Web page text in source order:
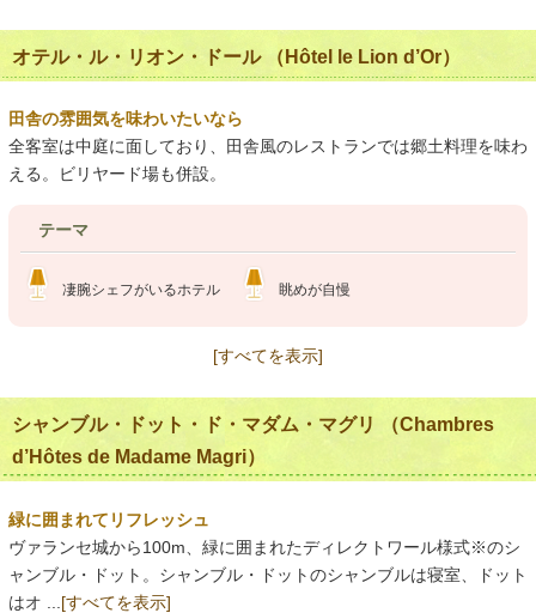
オテル・ル・リオン・ドール （Hôtel le Lion d’Or）
田舎の雰囲気を味わいたいなら
全客室は中庭に面しており、田舎風のレストランでは郷土料理を味わ
える。ビリヤード場も併設。
テーマ
凄腕シェフがいるホテル 眺めが自慢
[すべてを表示]
シャンブル・ドット・ド・マダム・マグリ （Chambres
d’Hôtes de Madame Magri）
緑に囲まれてリフレッシュ
ヴァランセ城から100m、緑に囲まれたディレクトワール様式※のシ
ャンブル・ドット。シャンブル・ドットのシャンブルは寝室、ドット
はオ ... [すべてを表示]